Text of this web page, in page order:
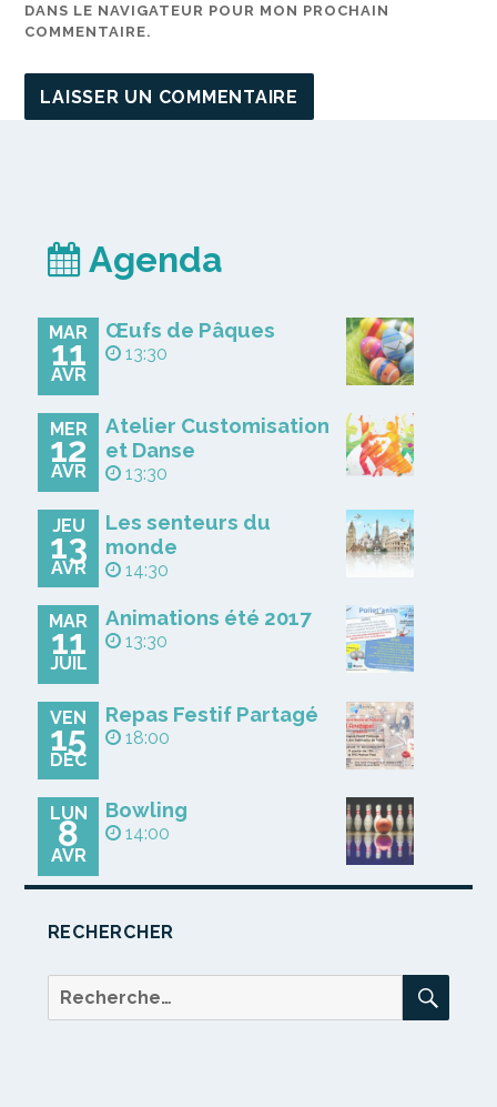
DANS LE NAVIGATEUR POUR MON PROCHAIN
COMMENTAIRE.
Agenda
MAR
11
AVR
Œufs de Pâques
13:30
MER
12
AVR
Atelier Customisation
et Danse
13:30
JEU
13
AVR
Les senteurs du
monde
14:30
MAR
11
JUIL
Animations été 2017
13:30
VEN
15
DÉC
Repas Festif Partagé
18:00
LUN
8
AVR
Bowling
14:00
RECHERCHER
Recherche